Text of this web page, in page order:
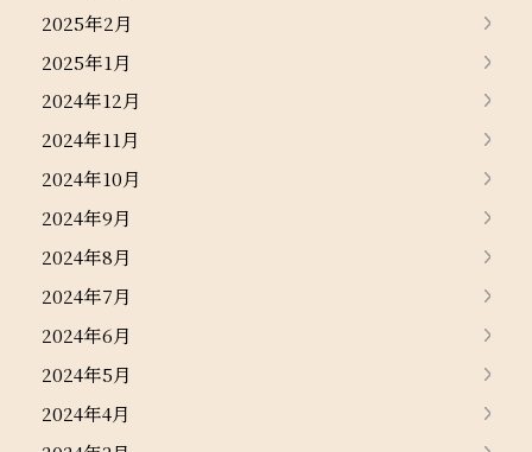
2025年2月
2025年1月
2024年12月
2024年11月
2024年10月
2024年9月
2024年8月
2024年7月
2024年6月
2024年5月
2024年4月